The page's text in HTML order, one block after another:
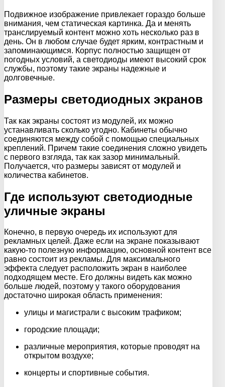
Подвижное изображение привлекает гораздо больше
внимания, чем статическая картинка. Да и менять
транслируемый контент можно хоть несколько раз в
день. Он в любом случае будет ярким, контрастным и
запоминающимся. Корпус полностью защищен от
погодных условий, а светодиоды имеют высокий срок
службы, поэтому такие экраны надежные и
долговечные.
Размеры светодиодных экранов
Так как экраны состоят из модулей, их можно
устанавливать сколько угодно. Кабинеты обычно
соединяются между собой с помощью специальных
креплений. Причем такие соединения сложно увидеть
с первого взгляда, так как зазор минимальный.
Получается, что размеры зависят от модулей и
количества кабинетов.
Где используют светодиодные
уличные экраны
Конечно, в первую очередь их используют для
рекламных целей. Даже если на экране показывают
какую-то полезную информацию, основной контент все
равно состоит из рекламы. Для максимального
эффекта следует расположить экран в наиболее
подходящем месте. Его должны видеть как можно
больше людей, поэтому у такого оборудования
достаточно широкая область применения:
улицы и магистрали с высоким трафиком;
городские площади;
различные мероприятия, которые проводят на
открытом воздухе;
концерты и спортивные события.